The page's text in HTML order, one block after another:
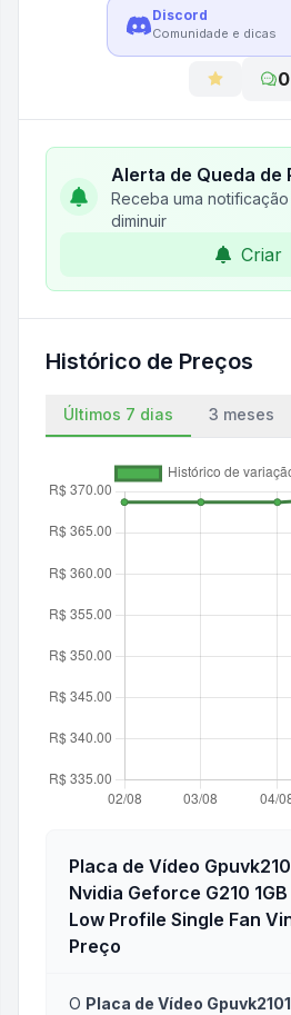
Discord
Comunidade e dicas
0
Alerta de Queda de
Receba uma
diminuir
Criar
Histórico de Preços
Últimos 7 dias 3 meses
Placa de Vídeo
Nvidia Geforce G210
Low Profile Single Fan
Preço
O Placa de Vídeo